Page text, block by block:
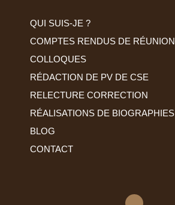
QUI SUIS-JE ?
COMPTES RENDUS DE
COLLOQUES
RÉDACTION DE PV DE CSE
RELECTURE CORRECTION
RÉALISATIONS DE BIOGRAPHIES
BLOG
CONTACT